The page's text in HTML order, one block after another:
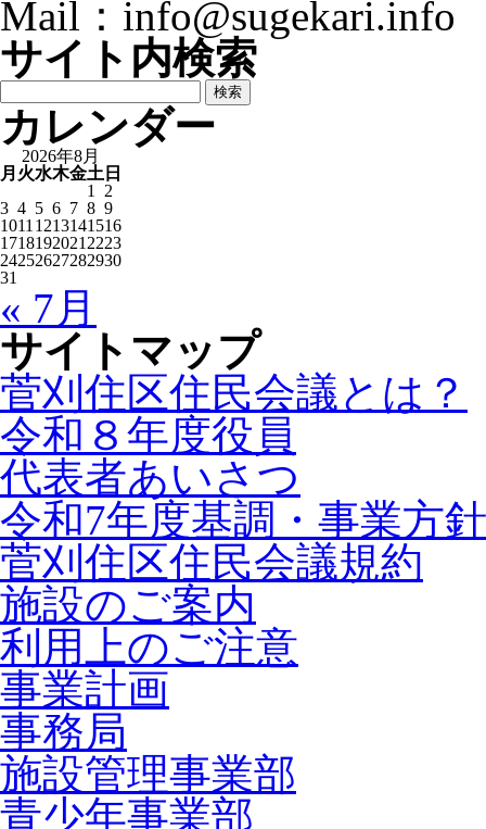
Mail：info@sugekari.info
サイト内検索
検
索:
カレンダー
2026年8月
月 火水木金土 日
1
2
3 4 5 6 7 8 9
1011 1213141516
1718192021 2223
24252627282930
31
« 7月
サイトマップ
菅刈住区住民会議とは？
令和８年度役員
代表者あいさつ
令和7年度基調・事業方針
菅刈住区住民会議規約
施設のご案内
利用上のご注意
事業計画
事務局
施設管理事業部
青少年事業部